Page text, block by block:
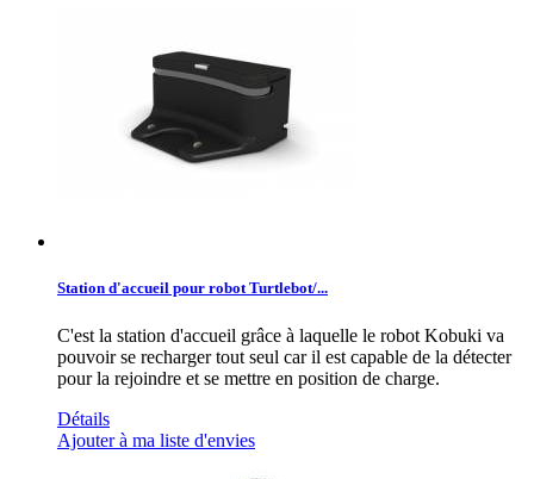
Station d'accueil pour robot Turtlebot/...
C'est la station d'accueil grâce à laquelle le robot Kobuki va
pouvoir se recharger tout seul car il est capable de la détecter
pour la rejoindre et se mettre en position de charge.
Détails
Ajouter à ma liste d'envies